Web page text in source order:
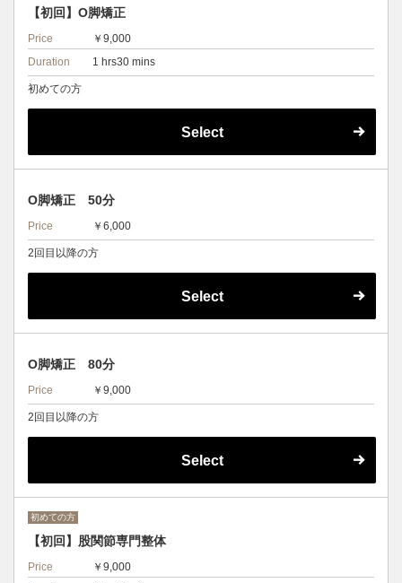
【初回】O脚矯正
Price
￥9,000
Duration
1 hrs30 mins
初めての方
Select
O脚矯正 50分
Price ￥6,000
2回目以降の方
Select
O脚矯正 80分
Price ￥9,000
2回目以降の方
Select
初めての方
【初回】股関節専門整体
Price
￥9,000